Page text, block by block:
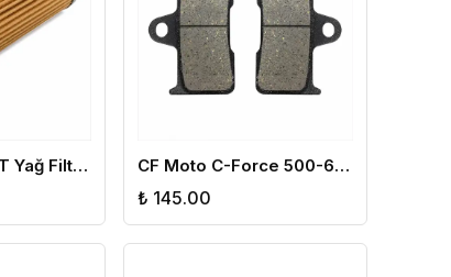
CF Moto 800MT Yağ Filtresi CF Moto C-Force 500-625-800 Arka Fren Disk Balata
₺ 145.00